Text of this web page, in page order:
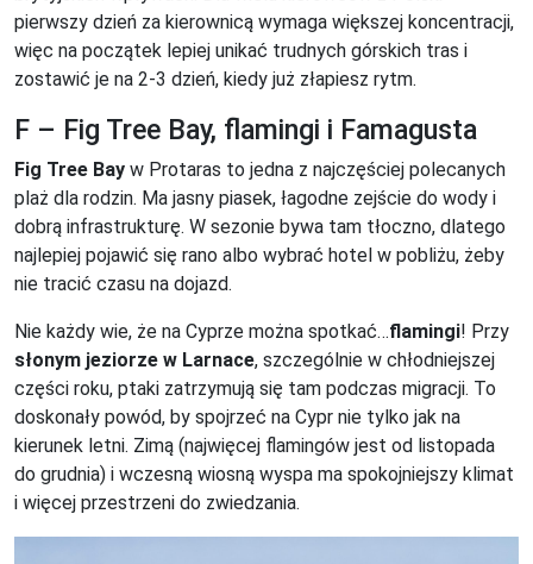
pierwszy dzień za kierownicą wymaga większej koncentracji,
więc na początek lepiej unikać trudnych górskich tras i
zostawić je na 2-3 dzień, kiedy już złapiesz rytm.
F – Fig Tree Bay, flamingi i Famagusta
Fig Tree Bay w Protaras to jedna z najczęściej polecanych
plaż dla rodzin. Ma jasny piasek, łagodne zejście do wody i
dobrą infrastrukturę. W sezonie bywa tam tłoczno, dlatego
najlepiej pojawić się rano albo wybrać hotel w pobliżu, żeby
nie tracić czasu na dojazd.
Nie każdy wie, że na Cyprze można spotkać…flamingi! Przy
słonym jeziorze w Larnace, szczególnie w chłodniejszej
części roku, ptaki zatrzymują się tam podczas migracji. To
doskonały powód, by spojrzeć na Cypr nie tylko jak na
kierunek letni. Zimą (najwięcej flamingów jest od listopada
do grudnia) i wczesną wiosną wyspa ma spokojniejszy klimat
i więcej przestrzeni do zwiedzania.